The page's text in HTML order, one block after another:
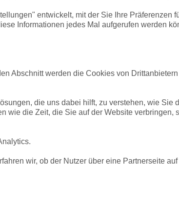
entwickelt, mit der Sie Ihre Präferenzen
Informationen jedes Mal aufgerufen werden
Abschnitt werden die Cookies von
die uns dabei hilft, zu verstehen, wie Sie
wie die Zeit, die Sie auf der Website verbringen,
wir, ob der Nutzer über eine Partnerseite